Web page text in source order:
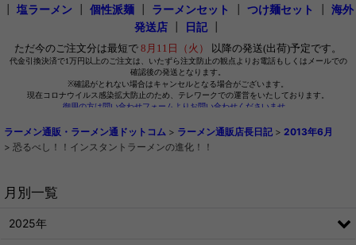
塩ラーメン 個性派麺 ラーメンセット つけ麺セット
海外
発送店
日記┃
ラーメン通販・ラーメン通ドットコム > ラーメン通販店長日記 > 2013年6月
> 恐るべし！！インスタントラーメンの進化！！
月別一覧
2025年